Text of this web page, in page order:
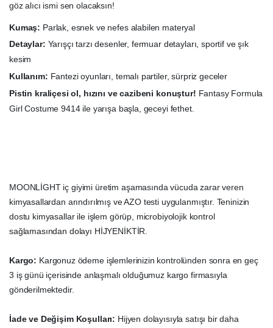
göz alıcı ismi sen olacaksın!
Kumaş: Parlak, esnek ve nefes alabilen materyal
Detaylar: Yarışçı tarzı desenler, fermuar detayları, sportif ve şık
kesim
Kullanım: Fantezi oyunları, temalı partiler, sürpriz geceler
Pistin kraliçesi ol, hızını ve cazibeni konuştur! Fantasy Formula
Girl Costume 9414 ile yarışa başla, geceyi fethet.
MOONLİGHT iç giyimi üretim aşamasında vücuda zarar veren
kimyasallardan arındırılmış ve AZO testi uygulanmıştır. Teninizin
dostu kimyasallar ile işlem görüp, microbiyolojik kontrol
sağlamasından dolayı HİJYENİKTİR.
Kargo: Kargonuz ödeme işlemlerinizin kontrolünden sonra en geç
3 iş günü içerisinde anlaşmalı olduğumuz kargo firmasıyla
gönderilmektedir.
İade ve Değişim Koşulları: Hijyen dolayısıyla satışı bir daha